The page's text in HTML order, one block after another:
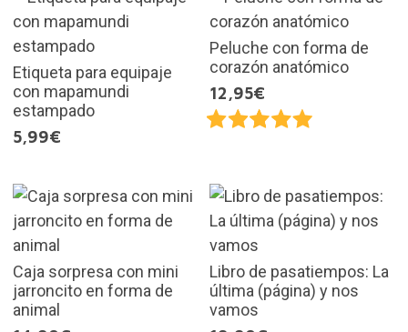
Etiqueta para equipaje
con mapamundi
estampado
5,99€
Peluche con forma de
corazón anatómico
12,95€
Caja sorpresa con mini
jarroncito en forma de
animal
Libro de pasatiempos: La
última (página) y nos
vamos